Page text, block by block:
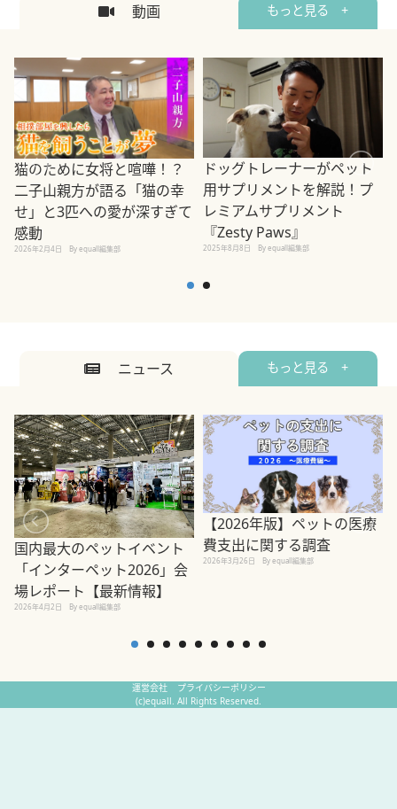
動画 もっと見る +
猫のために女将と喧嘩！？
二子山親方が語る「猫の幸
せ」と3匹への愛が深すぎて
感動
2026年2月4日 By equall編集部
ドッグトレーナーがペット
用サプリメントを解説！プ
レミアムサプリメント
『Zesty Paws』
2025年8月8日 By equall編集部
ニュース もっと見る +
国内最大のペットイベント
「インターペット2026」会
場レポート【最新情報】
2026年4月2日 By equall編集部
【2026年版】ペットの医療
費支出に関する調査
2026年3月26日 By equall編集部
運営会社
プライバシーポリシー
(c)equall. All Rights Reserved.